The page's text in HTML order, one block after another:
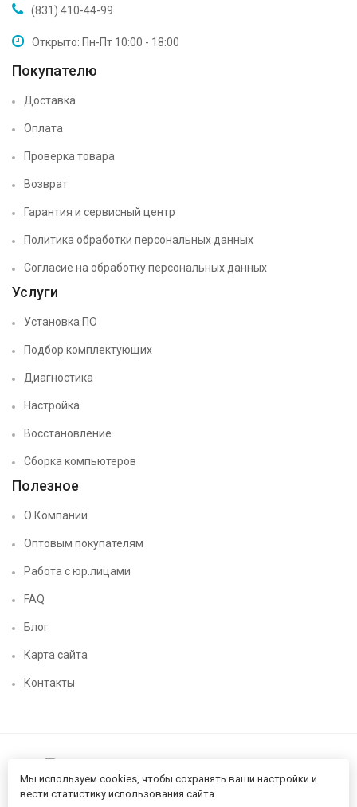
(831) 410-44-99
Открыто: Пн-Пт 10:00 - 18:00
Покупателю
Доставка
Оплата
Проверка товара
Возврат
Гарантия и сервисный центр
Политика обработки персональных данных
Согласие на обработку персональных данных
Услуги
Установка ПО
Подбор комплектующих
Диагностика
Настройка
Восстановление
Сборка компьютеров
Полезное
О Компании
Оптовым покупателям
Работа с юр.лицами
FAQ
Блог
Карта сайта
Контакты
Мы используем cookies, чтобы сохранять ваши настройки и
вести статистику использования сайта.